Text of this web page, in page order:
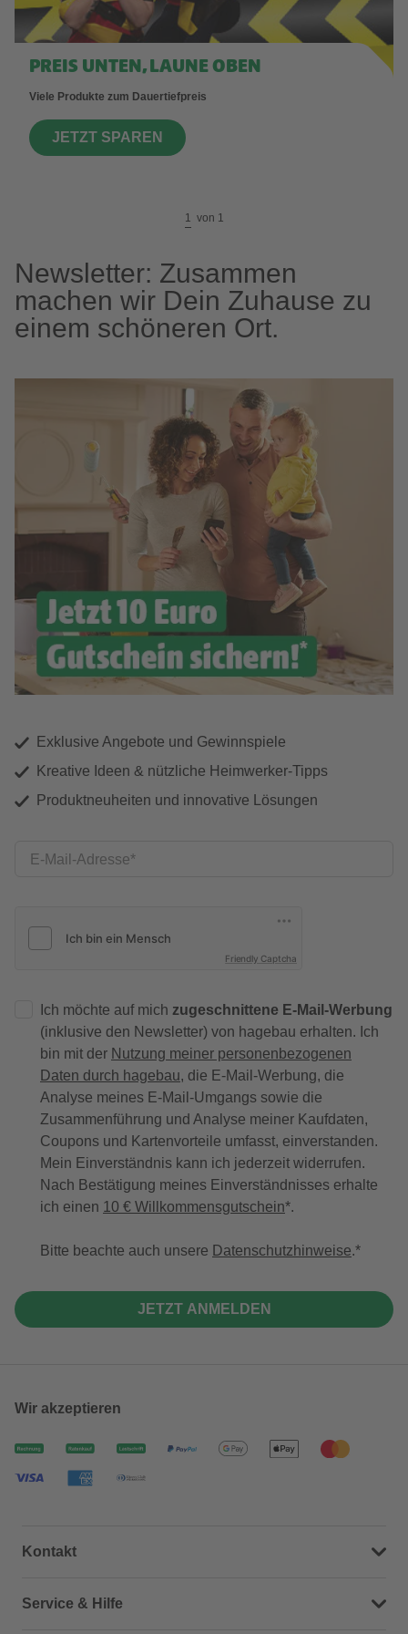
PREIS UNTEN, LAUNE OBEN
Viele Produkte zum Dauertiefpreis
JETZT SPAREN
1 von 1
Newsletter: Zusammen
machen wir Dein Zuhause zu
einem schöneren Ort.
Exklusive Angebote und Gewinnspiele
Kreative Ideen & nützliche Heimwerker-Tipps
Produktneuheiten und innovative Lösungen
E-Mail-Adresse
Friendly Captcha
Ich möchte auf mich zugeschnittene E-Mail-Werbung
(inklusive den Newsletter) von hagebau erhalten. Ich
bin mit der Nutzung meiner personenbezogenen
Daten durch hagebau, die E-Mail-Werbung, die
Analyse meines E-Mail-Umgangs sowie die
Zusammenführung und Analyse meiner Kaufdaten,
Coupons und Kartenvorteile umfasst, einverstanden.
Mein Einverständnis kann ich jederzeit widerrufen.
Nach Bestätigung meines Einverständnisses erhalte
ich einen 10 € Willkommensgutschein*.
Bitte beachte auch unsere Datenschutzhinweise.
JETZT ANMELDEN
Wir akzeptieren
Kontakt
Dein Kontakt zu uns
Service & Hilfe